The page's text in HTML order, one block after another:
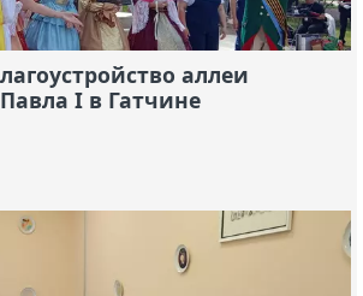
аллеи
I в Гатчине